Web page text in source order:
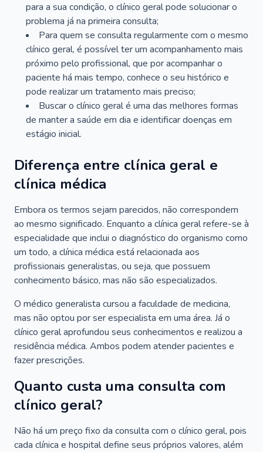
para a sua condição, o clínico geral pode solucionar o
problema já na primeira consulta;
Para quem se consulta regularmente com o mesmo
clínico geral, é possível ter um acompanhamento mais
próximo pelo profissional, que por acompanhar o
paciente há mais tempo, conhece o seu histórico e
pode realizar um tratamento mais preciso;
Buscar o clínico geral é uma das melhores formas
de manter a saúde em dia e identificar doenças em
estágio inicial.
Diferença entre clínica geral e
clínica médica
Embora os termos sejam parecidos, não correspondem
ao mesmo significado. Enquanto a clínica geral refere-se à
especialidade que inclui o diagnóstico do organismo como
um todo, a clínica médica está relacionada aos
profissionais generalistas, ou seja, que possuem
conhecimento básico, mas não são especializados.
O médico generalista cursou a faculdade de medicina,
mas não optou por ser especialista em uma área. Já o
clínico geral aprofundou seus conhecimentos e realizou a
residência médica. Ambos podem atender pacientes e
fazer prescrições.
Quanto custa uma consulta com
clínico geral?
Não há um preço fixo da consulta com o clínico geral, pois
cada clínica e hospital define seus próprios valores, além